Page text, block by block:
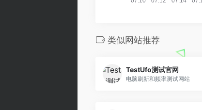
类似网站推荐
TestUfo测试官网
电脑刷新和频率测试网站